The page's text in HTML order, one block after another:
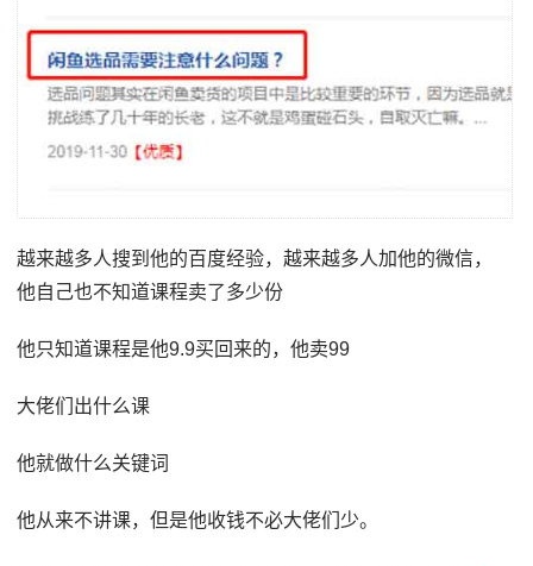
越来越多人搜到他的百度经验，越来越多人加他的微信，
他自己也不知道课程卖了多少份
他只知道课程是他9.9买回来的，他卖99
大佬们出什么课
他就做什么关键词
他从来不讲课，但是他收钱不必大佬们少。